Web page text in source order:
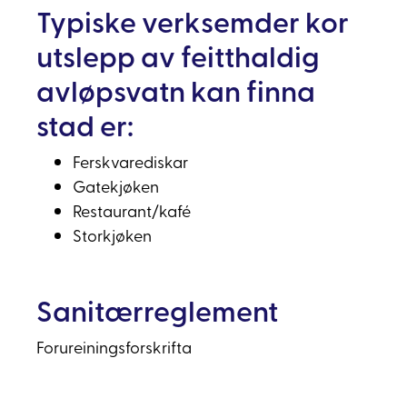
Typiske verksemder kor
utslepp av feitthaldig
avløpsvatn kan finna
stad er:
Ferskvarediskar
Gatekjøken
Restaurant/kafé
Storkjøken
Sanitærreglement
Forureiningsforskrifta